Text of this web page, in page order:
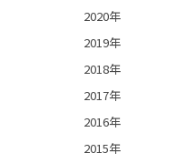
2020年
2019年
2018年
2017年
2016年
2015年